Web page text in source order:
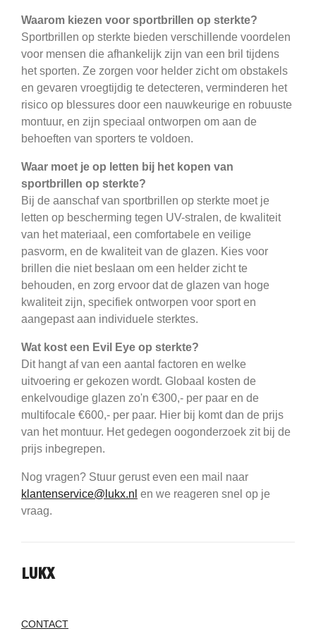
Waarom kiezen voor sportbrillen op sterkte?
Sportbrillen op sterkte bieden verschillende voordelen
voor mensen die afhankelijk zijn van een bril tijdens
het sporten. Ze zorgen voor helder zicht om obstakels
en gevaren vroegtijdig te detecteren, verminderen het
risico op blessures door een nauwkeurige en robuuste
montuur, en zijn speciaal ontworpen om aan de
behoeften van sporters te voldoen.
Waar moet je op letten bij het kopen van
sportbrillen op sterkte?
Bij de aanschaf van sportbrillen op sterkte moet je
letten op bescherming tegen UV-stralen, de kwaliteit
van het materiaal, een comfortabele en veilige
pasvorm, en de kwaliteit van de glazen. Kies voor
brillen die niet beslaan om een helder zicht te
behouden, en zorg ervoor dat de glazen van hoge
kwaliteit zijn, specifiek ontworpen voor sport en
aangepast aan individuele sterktes.
Wat kost een Evil Eye op sterkte?
Dit hangt af van een aantal factoren en welke
uitvoering er gekozen wordt. Globaal kosten de
enkelvoudige glazen zo'n €300,- per paar en de
multifocale €600,- per paar. Hier bij komt dan de prijs
van het montuur. Het gedegen oogonderzoek zit bij de
prijs inbegrepen.
Nog vragen? Stuur gerust even een mail naar
klantenservice@lukx.nl en we reageren snel op je
vraag.
LUKX
CONTACT